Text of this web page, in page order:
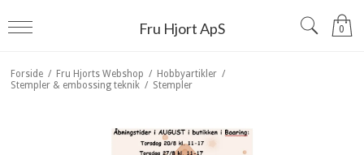
Fru Hjort ApS 0
Forside / Fru Hjorts Webshop / Hobbyartikler /
Stempler & embossing teknik / Stempler